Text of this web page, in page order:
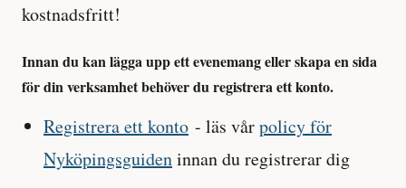
kostnadsfritt!
Innan du kan lägga upp ett evenemang eller skapa en sida
för din verksamhet behöver du registrera ett konto.
Registrera ett konto - läs vårpolicy för
Nyköpingsguideninnan du registrerar dig